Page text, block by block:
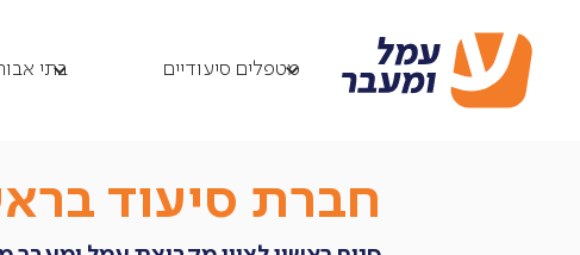
מטפלים סיעודיים בתי
מטפלים סיעודיים
חברת סיעוד